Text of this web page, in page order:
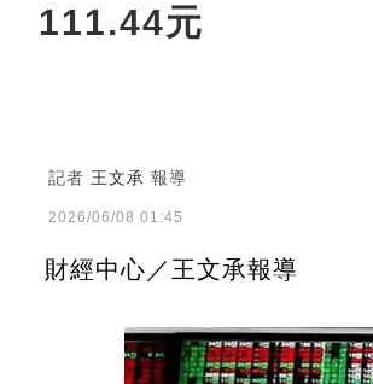
111.44元
記者 王文承 報導
2026/06/08 01:45
財經中心／王文承報導